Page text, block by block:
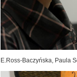
E.Ross-Baczyńska, Paula